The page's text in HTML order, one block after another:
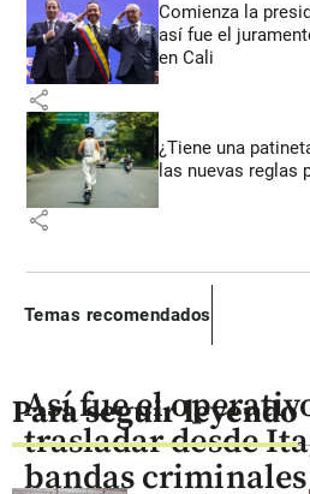
Comienza la
así fue el
en Cali
share
¿Tiene una
las nuevas reglas
share
Temas recomendados
Para seguir leyendo
Así fue el
trasladar desde
bandas